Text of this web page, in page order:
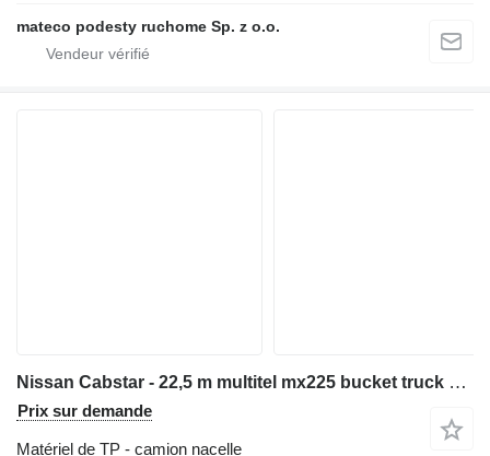
mateco podesty ruchome Sp. z o.o.
Nissan Cabstar - 22,5 m multitel mx225 bucket truck boom lift podnośnik
Prix sur demande
Matériel de TP - camion nacelle